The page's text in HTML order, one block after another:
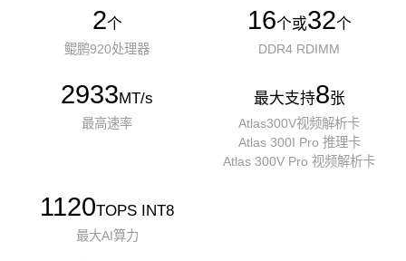
2个
鲲鹏920处理器
16个或32个
DDR4 RDIMM
2933MT/s
最高速率
最大支持8张
Atlas300V视频解析卡
Atlas 300I Pro 推理卡
Atlas 300V Pro 视频解析卡
1120TOPS INT8
最大AI算力